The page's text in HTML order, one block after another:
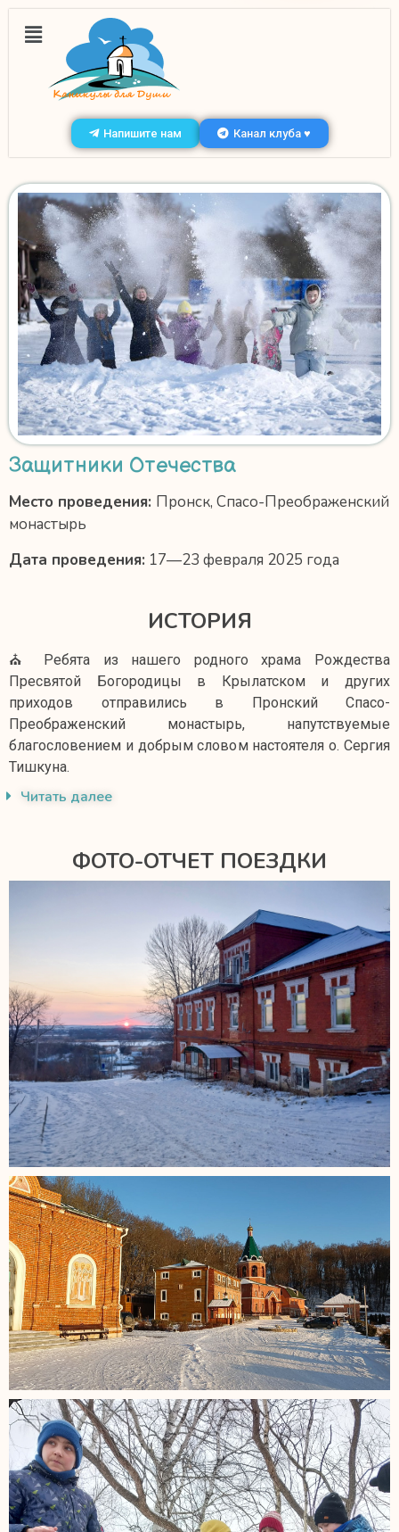
Напишите нам Канал клуба ♥
Защитники Отечества
Место проведения: Пронск, Спасо-Преображенский
монастырь
Дата проведения: 17—23 февраля 2025 года
ИСТОРИЯ
⛪️ Ребята из нашего родного храма Рождества
Пресвятой Богородицы в Крылатском и других
приходов отправились в Пронский Спасо-
Преображенский монастырь, напутствуемые
благословением и добрым словом настоятеля о. Сергия
Тишкуна.
Читать далее
ФОТО-ОТЧЕТ ПОЕЗДКИ